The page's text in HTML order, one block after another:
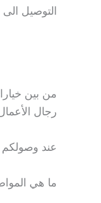
التوصيل
رجال الأعمال
عند وصولكم
ما هي